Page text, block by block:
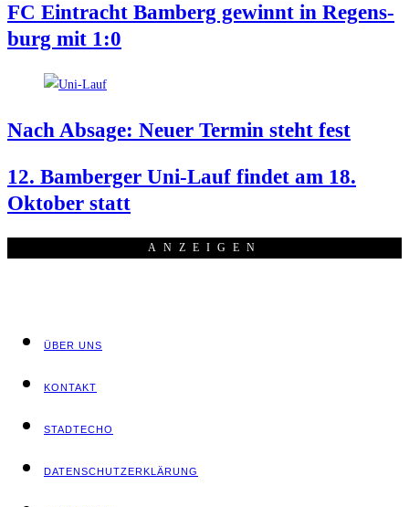
FC Ein­tracht Bam­berg gewinnt in Regens­
burg mit 1:0
Nach Absa­ge: Neu­er Ter­min steht fest
12. Bam­ber­ger Uni-Lauf fin­det am 18.
Okto­ber statt
ANZEI­GEN
ÜBER UNS
KON­TAKT
STADT­ECHO
DATEN­SCHUTZ­ER­KLÄ­RUNG